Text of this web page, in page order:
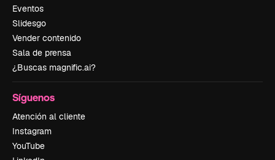
Eventos
Slidesgo
Vender contenido
Sala de prensa
¿Buscas magnific.ai?
Síguenos
Atención al cliente
Instagram
YouTube